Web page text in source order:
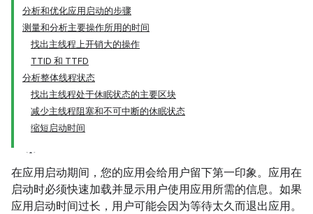
分析和优化应用启动的步骤
测量和分析主要操作所用的时间
找出主线程上开销大的操作
TTID 和 TTFD
分析整体线程状态
找出主线程处于休眠状态的主要区块
减少主线程阻塞和不可中断的休眠状态
缩短启动时间
在应用启动期间，您的应用会给用户留下第一印象。应用在
启动时必须快速加载并显示用户使用应用所需的信息。如果
应用启动时间过长，用户可能会因为等待太久而退出应用。